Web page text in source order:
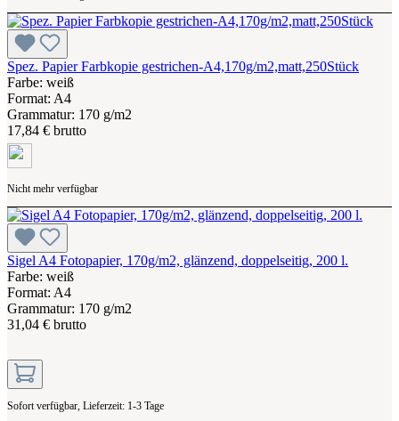
Spez. Papier Farbkopie gestrichen-A4,170g/m2,matt,250Stück
Farbe: weiß
Format: A4
Grammatur: 170 g/m2
17,84 € brutto
Nicht mehr verfügbar
Sigel A4 Fotopapier, 170g/m2, glänzend, doppelseitig, 200 l.
Farbe: weiß
Format: A4
Grammatur: 170 g/m2
31,04 € brutto
Sofort verfügbar, Lieferzeit: 1-3 Tage